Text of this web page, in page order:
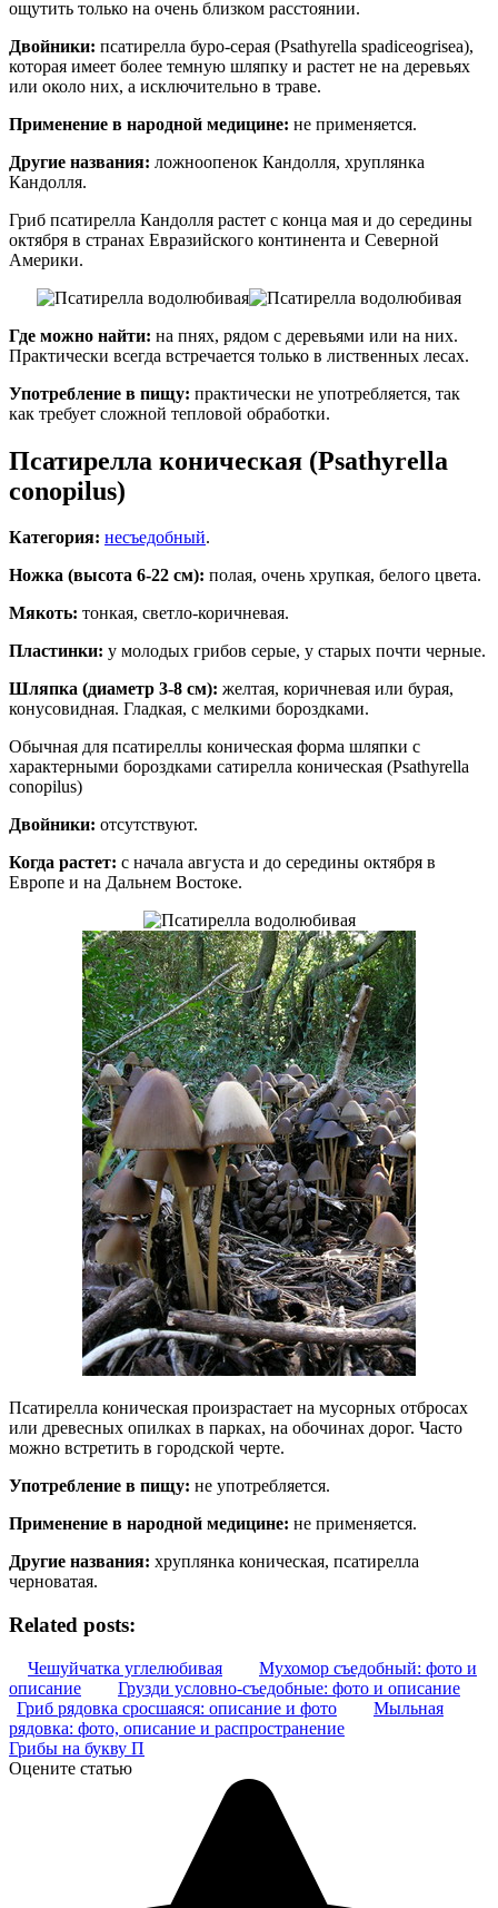
ощутить только на очень близком расстоянии.
Двойники: псатирелла буро-серая (Psathyrella spadiceogrisea),
которая имеет более темную шляпку и растет не на деревьях
или около них, а исключительно в траве.
Применение в народной медицине: не применяется.
Другие названия: ложноопенок Кандолля, хруплянка
Кандолля.
Гриб псатирелла Кандолля растет с конца мая и до середины
октября в странах Евразийского континента и Северной
Америки.
Где можно найти: на пнях, рядом с деревьями или на них.
Практически всегда встречается только в лиственных лесах.
Употребление в пищу: практически не употребляется, так
как требует сложной тепловой обработки.
Псатирелла коническая (Psathyrella
conopilus)
Категория: несъедобный.
Ножка (высота 6-22 см): полая, очень хрупкая, белого цвета.
Мякоть: тонкая, светло-коричневая.
Пластинки: у молодых грибов серые, у старых почти черные.
Шляпка (диаметр 3-8 см): желтая, коричневая или бурая,
конусовидная. Гладкая, с мелкими бороздками.
Обычная для псатиреллы коническая форма шляпки с
характерными бороздками сатирелла коническая (Psathyrella
conopilus)
Двойники: отсутствуют.
Когда растет: с начала августа и до середины октября в
Европе и на Дальнем Востоке.
Псатирелла коническая произрастает на мусорных отбросах
или древесных опилках в парках, на обочинах дорог. Часто
можно встретить в городской черте.
Употребление в пищу: не употребляется.
Применение в народной медицине: не применяется.
Другие названия: хруплянка коническая, псатирелла
черноватая.
Related posts:
Чешуйчатка углелюбивая
Мухомор съедобный: фото и
описание
Грузди условно-съедобные: фото и описание
Гриб рядовка сросшаяся: описание и фото
Мыльная
рядовка: фото, описание и распространение
Грибы на букву П
Оцените статью